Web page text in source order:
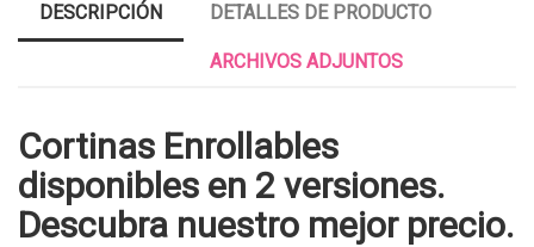
DESCRIPCIÓN DETALLES DE PRODUCTO
ARCHIVOS ADJUNTOS
Cortinas Enrollables
disponibles en 2 versiones.
Descubra nuestro mejor precio.